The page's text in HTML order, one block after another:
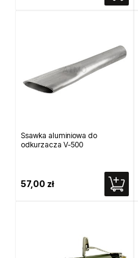
Ssawka aluminiowa do
odkurzacza V-500
57,00 zł